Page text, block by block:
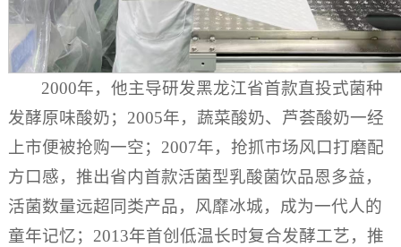
2000年，他主导研发黑龙江省首款直投式菌种
发酵原味酸奶；2005年，蔬菜酸奶、芦荟酸奶一经
上市便被抢购一空；2007年，抢抓市场风口打磨配
方口感，推出省内首款活菌型乳酸菌饮品恩多益，
活菌数量远超同类产品，风靡冰城，成为一代人的
童年记忆；2013年首创低温长时复合发酵工艺，推